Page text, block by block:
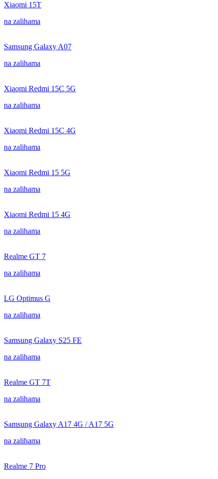
Xiaomi 15T
na zalihama
Samsung Galaxy A07
na zalihama
Xiaomi Redmi 15C 5G
na zalihama
Xiaomi Redmi 15C 4G
na zalihama
Xiaomi Redmi 15 5G
na zalihama
Xiaomi Redmi 15 4G
na zalihama
Realme GT 7
na zalihama
LG Optimus G
na zalihama
Samsung Galaxy S25 FE
na zalihama
Realme GT 7T
na zalihama
Samsung Galaxy A17 4G / A17 5G
na zalihama
Realme 7 Pro